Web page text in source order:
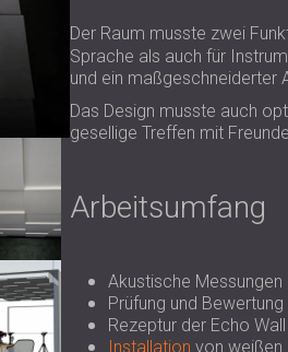
Der Raum musste zwei
Sprache als auch für
und ein maßgeschneiderter
Das Design musste auch
gesellige Treffen mit
Arbeitsumfang
Akustische
Prüfung und
Rezeptur der Echo
Installation von weißen